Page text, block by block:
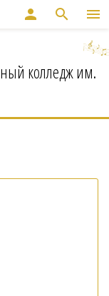
menu
search
person
колледж им.